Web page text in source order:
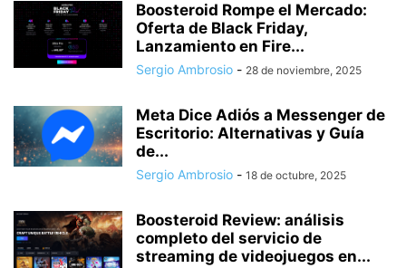
Boosteroid Rompe el Mercado:
Oferta de Black Friday,
Lanzamiento en Fire...
Sergio Ambrosio - 28 de noviembre, 2025
Meta Dice Adiós a Messenger de
Escritorio: Alternativas y Guía
de...
Sergio Ambrosio - 18 de octubre, 2025
Boosteroid Review: análisis
completo del servicio de
streaming de videojuegos en...